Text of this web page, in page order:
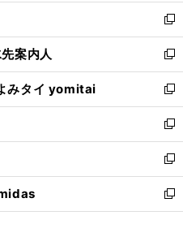
く
で
開
く
ウ
ィ
ン
ド
ウ
で
開
く
し
い
ウ
ィ
ン
ド
ウ
で
開
く
新
し
い
ウ
ィ
ン
ド
ウ
で
開
く
案内人
新
し
い
ウ
ィ
ン
ド
ウ
で
開
みタイ yomitai
新
し
い
ウ
ィ
ン
ド
ウ
新
し
い
ウ
ィ
ン
新
し
い
ウ
新
し